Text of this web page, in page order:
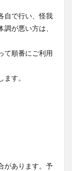
自で行い、怪我
が悪い方は、
て順番にご利用
す。
があります。予